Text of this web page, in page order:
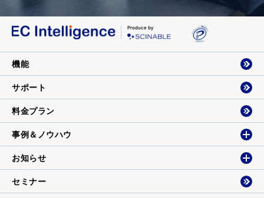
Produce by
機能
サポート
料金プラン
事例＆ノウハウ
お知らせ
セミナー